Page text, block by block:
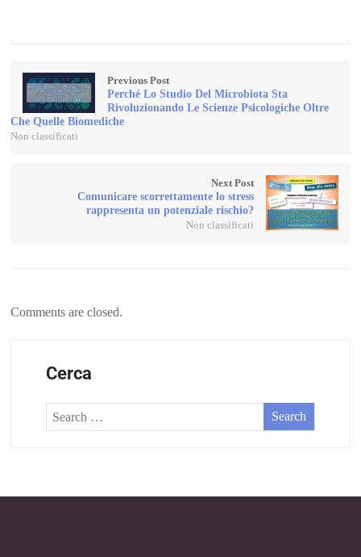
Previous Post
Perché Lo Studio Del Microbiota Sta
Rivoluzionando Le Scienze Psicologiche Oltre
Che Quelle Biomediche
Non classificati
Next Post
Comunicare scorrettamente lo stress
rappresenta un potenziale rischio?
Non classificati
Comments are closed.
Cerca